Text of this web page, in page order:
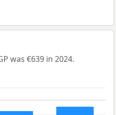
was €639 in 2024.